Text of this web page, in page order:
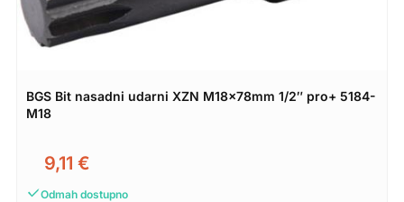
BGS Bit nasadni udarni XZN M18x78mm 1/2″ pro+ 5184-
M18
9,11 €
Odmah dostupno